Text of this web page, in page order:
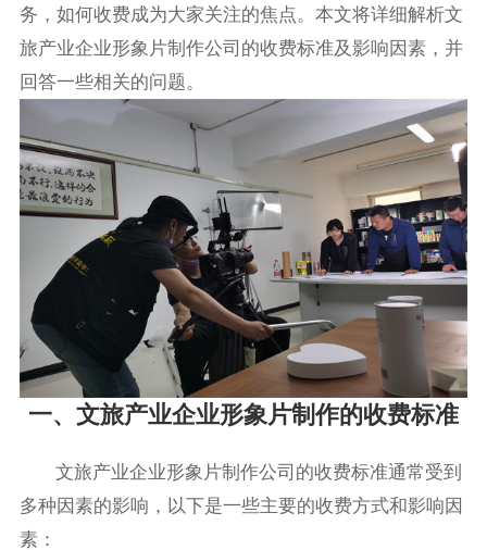
务，如何收费成为大家关注的焦点。本文将详细解析文
旅产业企业形象片制作公司的收费标准及影响因素，并
回答一些相关的问题。
一、文旅产业企业形象片制作的收费标准
文旅产业企业形象片制作公司的收费标准通常受到
多种因素的影响，以下是一些主要的收费方式和影响因
素：